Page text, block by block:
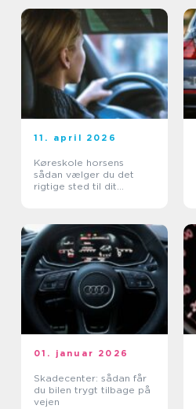
11. april 2026
Køreskole horsens
sådan vælger du det
rigtige sted til dit
01. januar 2026
Skadecenter: sådan får
du bilen trygt tilbage på
vejen